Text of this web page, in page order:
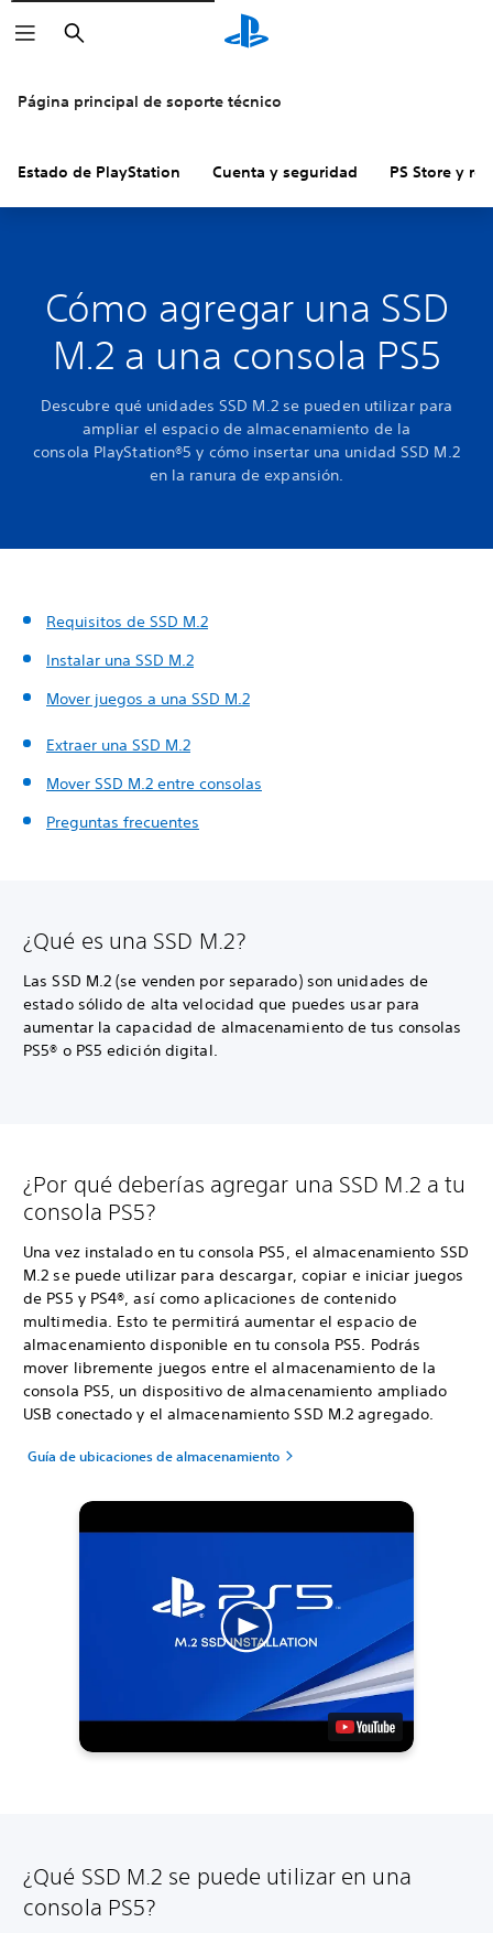
Buscar
Página principal de soporte técnico
Estado de PlayStation Cuenta y seguridad PS Store y
Cómo agregar una SSD
M.2 a una consola PS5
Descubre qué unidades SSD M.2 se pueden utilizar para
ampliar el espacio de almacenamiento de la
consola PlayStation®5 y cómo insertar una unidad SSD M.2
en la ranura de expansión.
Requisitos de SSD M.2
Instalar una SSD M.2
Mover juegos a una SSD M.2
Extraer una SSD M.2
Mover SSD M.2 entre consolas
Preguntas frecuentes
¿Qué es una SSD M.2?
Las SSD M.2 (se venden por separado) son unidades de
estado sólido de alta velocidad que puedes usar para
aumentar la capacidad de almacenamiento de tus consolas
PS5® o PS5 edición digital.
¿Por qué deberías agregar una SSD M.2 a tu
consola PS5?
Una vez instalado en tu consola PS5, el almacenamiento SSD
M.2 se puede utilizar para descargar, copiar e iniciar juegos
de PS5 y PS4®, así como aplicaciones de contenido
multimedia. Esto te permitirá aumentar el espacio de
almacenamiento disponible en tu consola PS5. Podrás
mover libremente juegos entre el almacenamiento de la
consola PS5, un dispositivo de almacenamiento ampliado
USB conectado y el almacenamiento SSD M.2 agregado.
Guía de ubicaciones de almacenamiento
¿Qué SSD M.2 se puede utilizar en una
consola PS5?